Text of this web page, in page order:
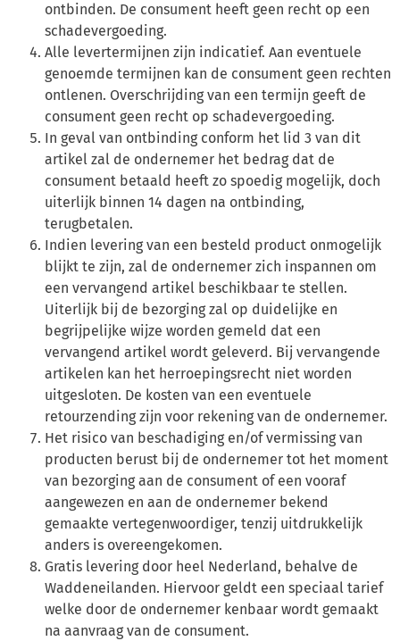
ontbinden. De consument heeft geen recht op een
schadevergoeding.
Alle levertermijnen zijn indicatief. Aan eventuele
genoemde termijnen kan de consument geen rechten
ontlenen. Overschrijding van een termijn geeft de
consument geen recht op schadevergoeding.
In geval van ontbinding conform het lid 3 van dit
artikel zal de ondernemer het bedrag dat de
consument betaald heeft zo spoedig mogelijk, doch
uiterlijk binnen 14 dagen na ontbinding,
terugbetalen.
Indien levering van een besteld product onmogelijk
blijkt te zijn, zal de ondernemer zich inspannen om
een vervangend artikel beschikbaar te stellen.
Uiterlijk bij de bezorging zal op duidelijke en
begrijpelijke wijze worden gemeld dat een
vervangend artikel wordt geleverd. Bij vervangende
artikelen kan het herroepingsrecht niet worden
uitgesloten. De kosten van een eventuele
retourzending zijn voor rekening van de ondernemer.
Het risico van beschadiging en/of vermissing van
producten berust bij de ondernemer tot het moment
van bezorging aan de consument of een vooraf
aangewezen en aan de ondernemer bekend
gemaakte vertegenwoordiger, tenzij uitdrukkelijk
anders is overeengekomen.
Gratis levering door heel Nederland, behalve de
Waddeneilanden. Hiervoor geldt een speciaal tarief
welke door de ondernemer kenbaar wordt gemaakt
na aanvraag van de consument.